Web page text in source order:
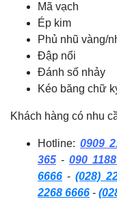
Mã vạch
Ép kim
Phủ nhũ vàng/
Đập nổi
Đánh số nhảy
Kéo băng chữ
Khách hàng có nhu
Hotline:0909
365 - 090
6666 -(028)
2268 6666 -